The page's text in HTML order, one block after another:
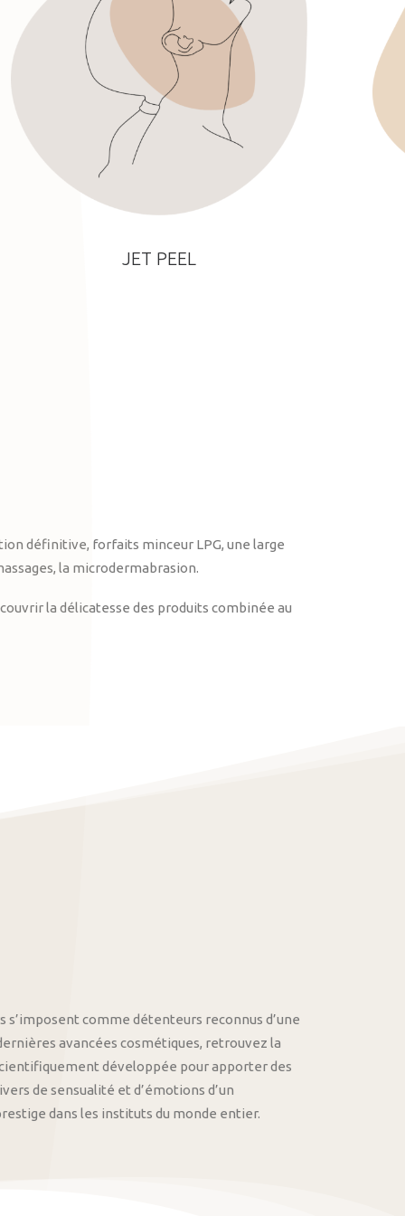
JET PEEL
définitive, forfaits minceur LPG, une large
la microdermabrasion.
la délicatesse des produits combinée au
s’imposent comme détenteurs reconnus d’une
avancées cosmétiques, retrouvez la
développée pour apporter des
de sensualité et d’émotions d’un
dans les instituts du monde entier.